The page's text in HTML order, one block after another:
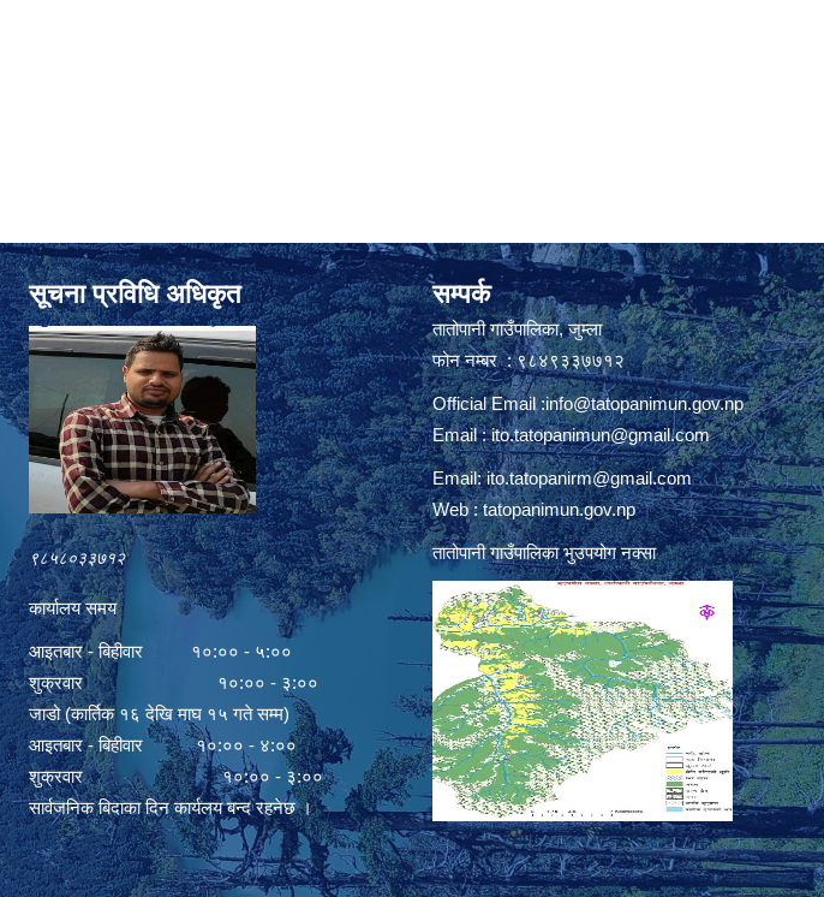
सूचना प्रविधि अधिकृत
९८५८०३३७१२
कार्यालय समय
आइतबार - बिहीवार १०:०० - ५:००
शुक्रवार १०:०० - ३:००
जाडो (कार्तिक १६ देखि माघ १५ गते सम्म)
आइतबार - बिहीवार १०:०० - ४:००
शुक्रवार १०:०० - ३:००
सार्वजनिक बिदाका दिन कार्यलय बन्द रहनेछ ।
सम्पर्क
तातोपानी गाउँपालिका, जुम्ला
फोन नम्बर : ९८४९३३७७१२
Official Email :info@tatopanimun.gov.np
Email :ito.tatopanimun@gmail.com
Email:ito.tatopanirm@gmail.com
Web : tatopanimun.gov.np
तातोपानी गाउँपालिका भुउपयोग नक्सा